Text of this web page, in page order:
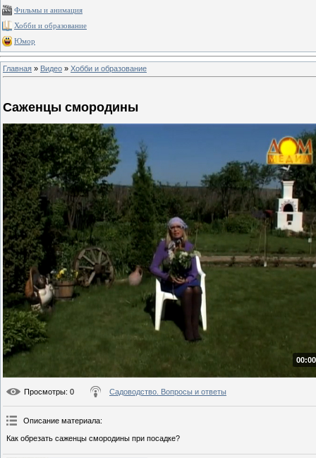
Фильмы и анимация
Хобби и образование
Юмор
Главная » Видео » Хобби и образование
Саженцы смородины
Просмотры: 0 Садоводство. Вопросы и ответы
Описание материала:
Как обрезать саженцы смородины при посадке?